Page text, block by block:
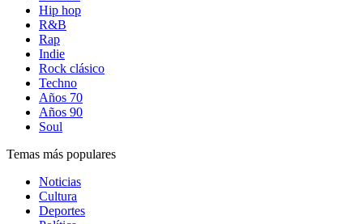
Hip hop
R&B
Rap
Indie
Rock clásico
Techno
Años 70
Años 90
Soul
Temas más populares
Noticias
Cultura
Deportes